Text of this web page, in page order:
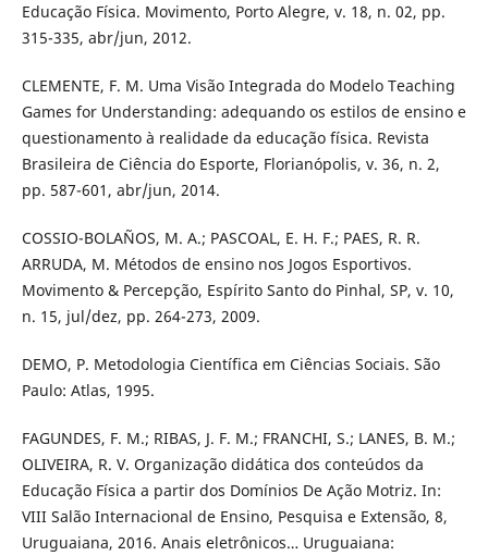
Educação Física. Movimento, Porto Alegre, v. 18, n. 02, pp.
315-335, abr/jun, 2012.
CLEMENTE, F. M. Uma Visão Integrada do Modelo Teaching
Games for Understanding: adequando os estilos de ensino e
questionamento à realidade da educação física. Revista
Brasileira de Ciência do Esporte, Florianópolis, v. 36, n. 2,
pp. 587-601, abr/jun, 2014.
COSSIO-BOLAÑOS, M. A.; PASCOAL, E. H. F.; PAES, R. R.
ARRUDA, M. Métodos de ensino nos Jogos Esportivos.
Movimento & Percepção, Espírito Santo do Pinhal, SP, v. 10,
n. 15, jul/dez, pp. 264-273, 2009.
DEMO, P. Metodologia Científica em Ciências Sociais. São
Paulo: Atlas, 1995.
FAGUNDES, F. M.; RIBAS, J. F. M.; FRANCHI, S.; LANES, B. M.;
OLIVEIRA, R. V. Organização didática dos conteúdos da
Educação Física a partir dos Domínios De Ação Motriz. In:
VIII Salão Internacional de Ensino, Pesquisa e Extensão, 8,
Uruguaiana, 2016. Anais eletrônicos… Uruguaiana: